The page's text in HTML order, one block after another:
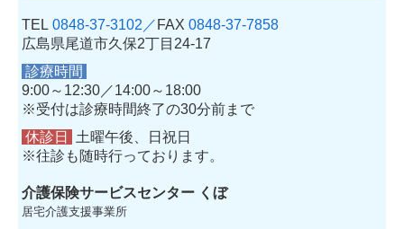
TEL0848-37-3102／ FAX0848-37-7858
広島県尾道市久保2丁目24-17
診療時間
9:00～12:30／14:00～18:00
※受付は診療時間終了の30分前まで
休診日
土曜午後、日祝日
※往診も随時行っております。
介護保険サービスセンター くぼ
居宅介護支援事業所